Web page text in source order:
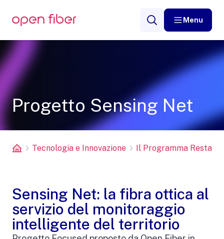
Menu
Progetto Sensing Net
Tecnologia e Innovazione Il Programma Restart
Sensing Net: la fibra ottica al
servizio del monitoraggio
intelligente del territorio